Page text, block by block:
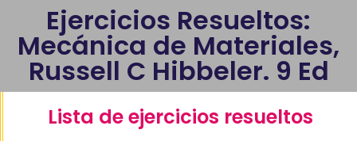
Ejercicios Resueltos:
Mecánica de Materiales,
Russell C Hibbeler. 9 Ed
Lista de ejercicios resueltos